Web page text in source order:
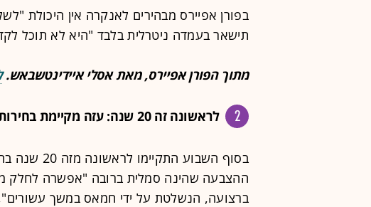
בפורן אפיירס מבהירים לאנקרה אין היכולת
תישאר בעמדה ניטרלית בלבד "היא לא תוכל
מתוך הפורן אפיירס, מאת אסלי איידינטשבאש.
2 לראשונה זה 20 שנה: עזה מקיימת בחירות
בסוף השבוע
ההצבעה שהינה סמלית ברובה "אפשרה לחלק
ברצועה, הנשלטת על ידי חמאס במשך עשורים",